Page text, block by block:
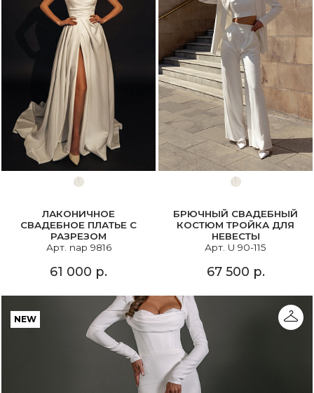
ЛАКОНИЧНОЕ
СВАДЕБНОЕ ПЛАТЬЕ С
РАЗРЕЗОМ
Арт. nap 9816
61 000 р.
БРЮЧНЫЙ СВАДЕБНЫЙ
КОСТЮМ ТРОЙКА ДЛЯ
НЕВЕСТЫ
Арт. U 90-115
67 500 р.
NEW